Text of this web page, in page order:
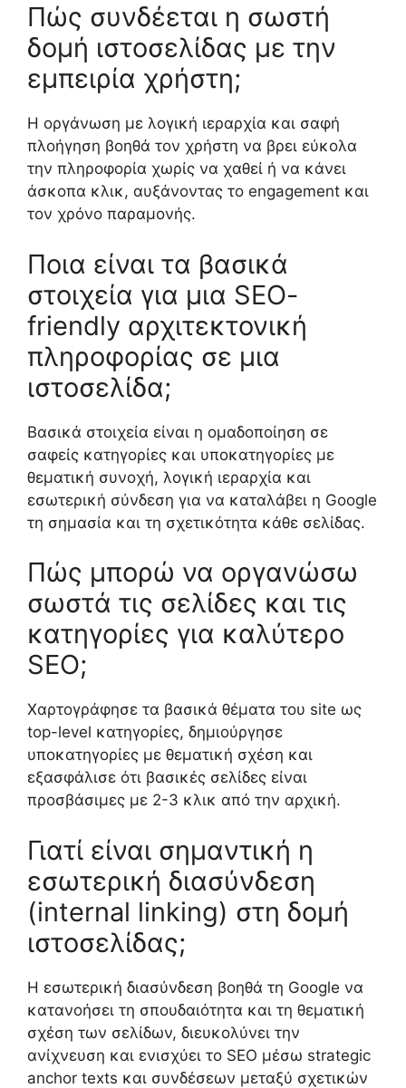
Πώς συνδέεται η σωστή
δομή ιστοσελίδας με την
εμπειρία χρήστη;
Η οργάνωση με λογική ιεραρχία και σαφή
πλοήγηση βοηθά τον χρήστη να βρει εύκολα
την πληροφορία χωρίς να χαθεί ή να κάνει
άσκοπα κλικ, αυξάνοντας το engagement και
τον χρόνο παραμονής.
Ποια είναι τα βασικά
στοιχεία για μια SEO-
friendly αρχιτεκτονική
πληροφορίας σε μια
ιστοσελίδα;
Βασικά στοιχεία είναι η ομαδοποίηση σε
σαφείς κατηγορίες και υποκατηγορίες με
θεματική συνοχή, λογική ιεραρχία και
εσωτερική σύνδεση για να καταλάβει η Google
τη σημασία και τη σχετικότητα κάθε σελίδας.
Πώς μπορώ να οργανώσω
σωστά τις σελίδες και τις
κατηγορίες για καλύτερο
SEO;
Χαρτογράφησε τα βασικά θέματα του site ως
top-level κατηγορίες, δημιούργησε
υποκατηγορίες με θεματική σχέση και
εξασφάλισε ότι βασικές σελίδες είναι
προσβάσιμες με 2-3 κλικ από την αρχική.
Γιατί είναι σημαντική η
εσωτερική διασύνδεση
(internal linking) στη δομή
ιστοσελίδας;
Η εσωτερική διασύνδεση βοηθά τη Google να
κατανοήσει τη σπουδαιότητα και τη θεματική
σχέση των σελίδων, διευκολύνει την
ανίχνευση και ενισχύει το SEO μέσω strategic
anchor texts και συνδέσεων μεταξύ σχετικών